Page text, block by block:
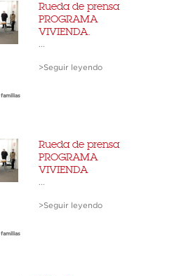
Rueda de prensa
PROGRAMA
VIVIENDA.
>Seguir leyendo
familias
Rueda de prensa
PROGRAMA
VIVIENDA
>Seguir leyendo
familias